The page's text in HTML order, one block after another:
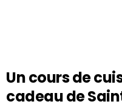
Un cours de
cadeau de